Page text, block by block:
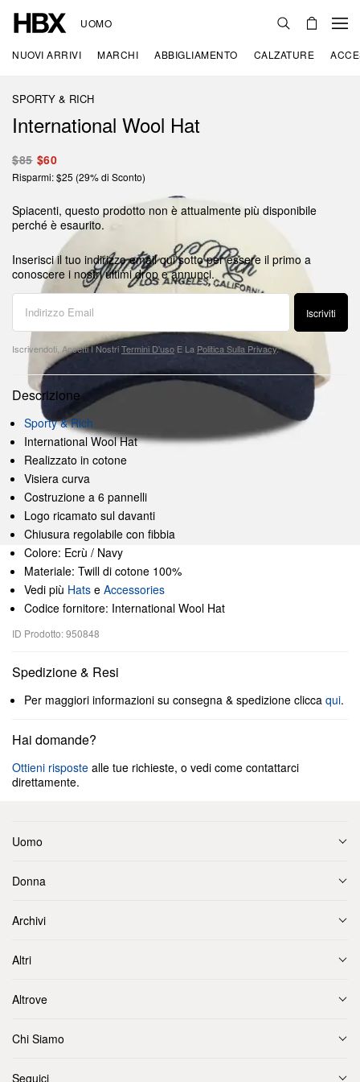
UOMO
NUOVI ARRIVI MARCHI ABBIGLIAMENTO CALZATURE
SPORTY & RICH
International Wool Hat
$85 $60
Risparmi: $25 (29% di Sconto)
Spiacenti, questo prodotto non è attualmente più disponibile
perché è esaurito.
Inserisci il tuo indirizzo email qui sotto per essere il primo a
conoscere i nostri ultimi drop e annunci.
Iscriviti
Iscrivendoti, Accetti I NostriTermini D'uso E La Politica Sulla Privacy.
Descrizione
Sporty & Rich
International Wool Hat
Realizzato in cotone
Visiera curva
Costruzione a 6 pannelli
Logo ricamato sul davanti
Chiusura regolabile con fibbia
Colore: Ecrù / Navy
Materiale: Twill di cotone 100%
Vedi più Hats e Accessories
Codice fornitore: International Wool Hat
ID Prodotto: 950848
Spedizione & Resi
Per maggiori informazioni su consegna & spedizione clicca qui.
Hai domande?
Ottieni risposte alle tue richieste, o vedi come contattarci
direttamente.
Uomo
Donna
Archivi
Altri
Altrove
Chi Siamo
Seguici